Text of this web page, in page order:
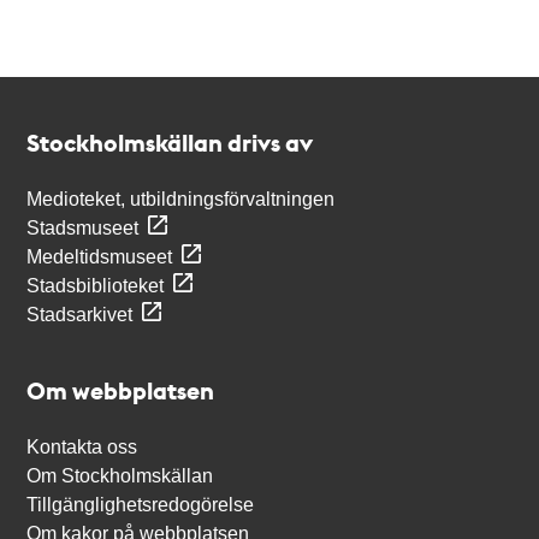
Stockholmskällan drivs av
Medioteket, utbildningsförvaltningen
Stadsmuseet
Medeltidsmuseet
Stadsbiblioteket
Stadsarkivet
Om webbplatsen
Kontakta oss
Om Stockholmskällan
Tillgänglighetsredogörelse
Om kakor på webbplatsen